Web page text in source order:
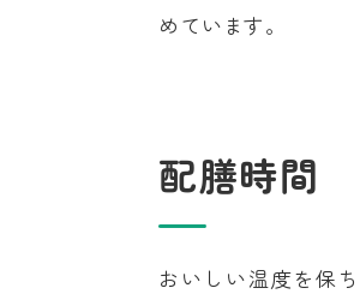
めています。
配膳時間
おいしい温度を保